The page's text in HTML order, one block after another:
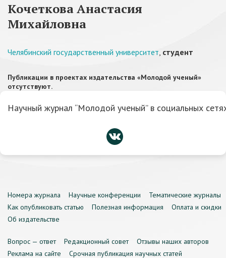
Кочеткова Анастасия
Михайловна
Челябинский государственный университет, студент
Публикации в проектах издательства «Молодой ученый»
отсутствуют.
Научный журнал “Молодой ученый” в социальных
Номера журнала Научные конференции
Тематические журналы
Как опубликовать статью
Полезная информация
Оплата и скидки
Об издательстве
Вопрос — ответ Редакционный совет
Отзывы наших авторов
Реклама на сайте
Срочная публикация научных статей